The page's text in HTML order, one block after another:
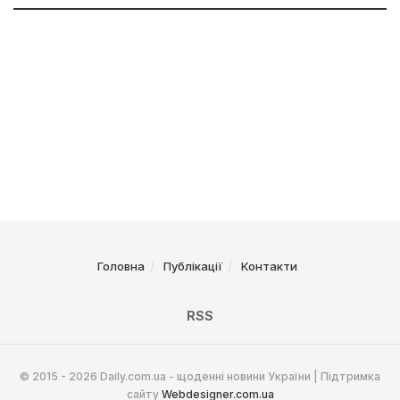
Головна Публікації Контакти
RSS
© 2015 - 2026 Daily.com.ua - щоденні новини України | Підтримка
сайту Webdesigner.com.ua